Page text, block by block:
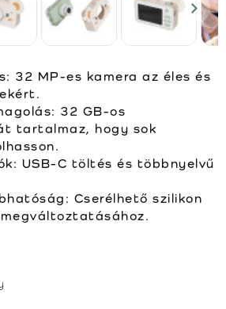
32 MP-es kamera az éles és
32 GB-os
tartalmaz, hogy sok
USB-C töltés és többnyelvű
Cserélhető szilikon